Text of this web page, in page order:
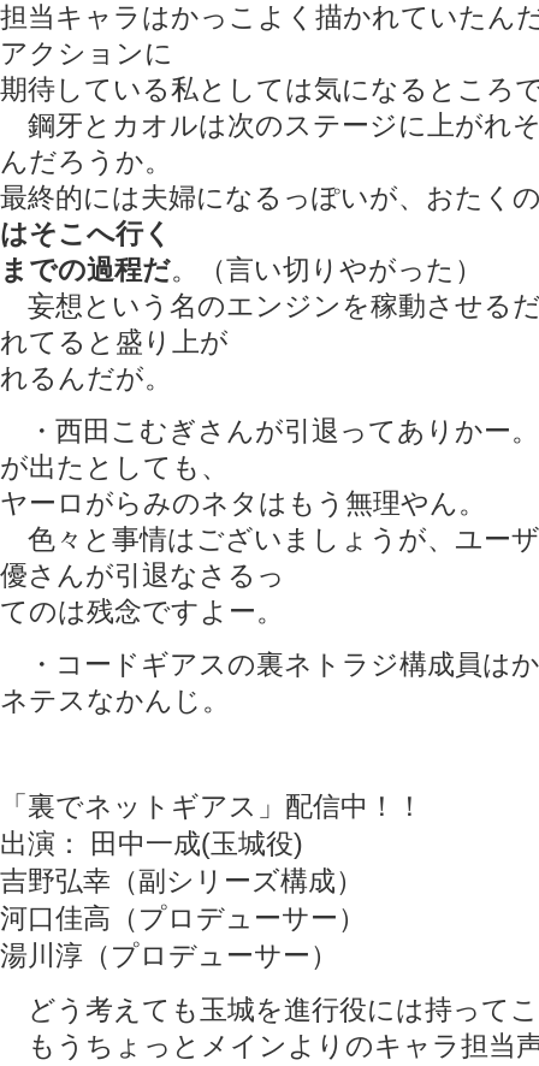
担当キャラはかっこよく描かれていたん
アクションに
期待している私としては気になるところ
鋼牙とカオルは次のステージに上がれ
んだろうか。
最終的には夫婦になるっぽいが、おたく
はそこへ行く
までの過程だ。（言い切りやがった）
妄想という名のエンジンを稼動させる
れてると盛り上が
れるんだが。
・西田こむぎさんが引退ってありかー
が出たとしても、
ヤーロがらみのネタはもう無理やん。
色々と事情はございましょうが、ユー
優さんが引退なさるっ
てのは残念ですよー。
・コードギアスの裏ネトラジ構成員は
ネテスなかんじ。
「裏でネットギアス」配信中！！
出演： 田中一成(玉城役)
吉野弘幸（副シリーズ構成）
河口佳高（プロデューサー）
湯川淳（プロデューサー）
どう考えても玉城を進行役には持って
もうちょっとメインよりのキャラ担当